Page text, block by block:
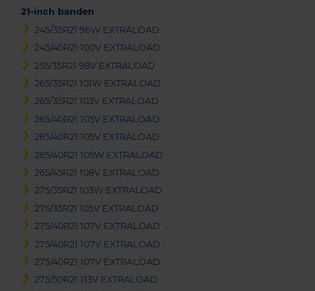
21-inch banden
245/35R21 96W EXTRALOAD
245/40R21 100V EXTRALOAD
255/35R21 98V EXTRALOAD
265/35R21 101W EXTRALOAD
265/35R21 103V EXTRALOAD
265/40R21 105V EXTRALOAD
265/40R21 105V EXTRALOAD
265/40R21 105W EXTRALOAD
265/45R21 108V EXTRALOAD
275/35R21 103W EXTRALOAD
275/35R21 105V EXTRALOAD
275/40R21 107V EXTRALOAD
275/40R21 107V EXTRALOAD
275/40R21 107V EXTRALOAD
275/50R21 113V EXTRALOAD